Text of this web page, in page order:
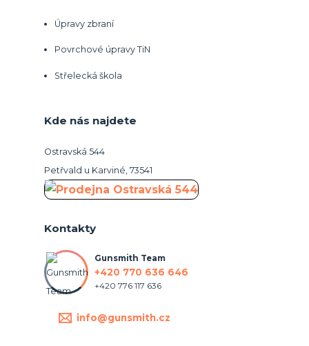
Úpravy zbraní
Povrchové úpravy TiN
Střelecká škola
Kde nás najdete
Ostravská 544
Petřvald u Karviné, 73541
Kontakty
Gunsmith Team
+420 770 636 646
+420 776 117 636
info@gunsmith.cz